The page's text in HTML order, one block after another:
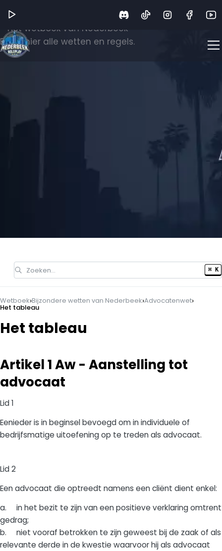
Het wetboek van Nederbeek
Bekijk hier alle wetten en regels.
Zoeken… ⌘ K
Wetboek›Bijzondere wetten van Nederbeek›Advocatenwet›
Het tableau
Het tableau
Artikel 1 Aw - Aanstelling tot
advocaat
Lid 1
Eenieder is in beginsel bevoegd om in individuele of
bedrijfsmatige uitoefening op te treden als advocaat.
Lid 2
Een advocaat die optreedt namens een cliënt dient enkel:
a. in het bezit te zijn van een positieve verklaring omtrent
gedrag;
b. niet vooraf betrokken te zijn geweest bij de zaak of als
relevante derde in de kwestie waarvoor hij als advocaat